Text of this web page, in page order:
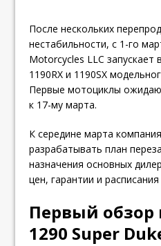
После нескольких
нестабильности, с 1-го
Motorcycles LLC запускает
1190RX и 1190SX
Первые мотоциклы
к 17-му марта.
К середине марта
разрабатывать план
назначения основных
цен, гарантии и расписания
Первый обзор
1290 Super